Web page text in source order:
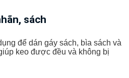
sách
để dán gáy sách, bìa sách và
keo được đều và không bị